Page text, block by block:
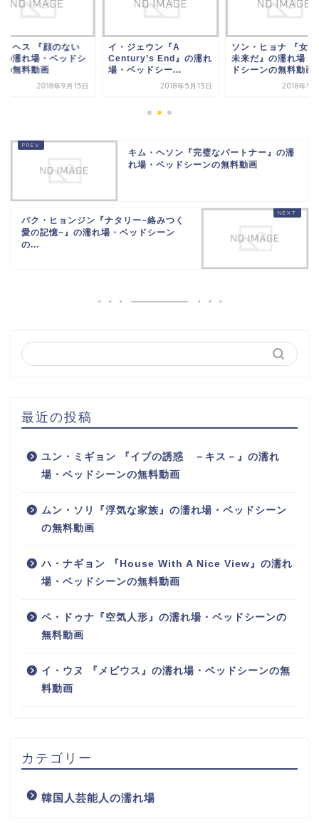
・ヘス 『顔のない
の濡れ場・ベッドシ
の無料動画
2018年9月15日
イ・ジェウン『A
Century’s End』の濡れ
場・ベッドシー...
2018年5月13日
ソン・ヒョナ 『女
未来だ』の濡れ場・
ドシーンの無料動画
2018年9
キム・ヘソン『完璧なパートナー』の濡
れ場・ベッドシーンの無料動画
パク・ヒョンジン『ナタリー~絡みつく
愛の記憶~』の濡れ場・ベッドシーン
の...
最近の投稿
ユン・ミギョン 『イブの誘惑 －キス－』の濡れ
場・ベッドシーンの無料動画
ムン・ソリ『浮気な家族』の濡れ場・ベッドシーン
の無料動画
ハ・ナギョン 『House With A Nice View』の濡れ
場・ベッドシーンの無料動画
ペ・ドゥナ『空気人形』の濡れ場・ベッドシーンの
無料動画
イ・ウヌ 『メビウス』の濡れ場・ベッドシーンの無
料動画
カテゴリー
韓国人芸能人の濡れ場